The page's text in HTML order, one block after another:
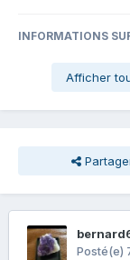
INFORMATIONS
Afficher
Posté(e)